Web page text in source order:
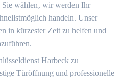
wählen‚ wir werden Ihr
handeln. Unser
in kürzester Zeit zu helfen und
Harbeck zu
Türöffnung und professionelle